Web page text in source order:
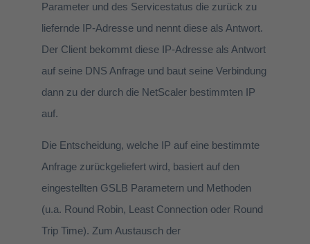
Parameter und des Servicestatus die zurück zu
liefernde IP-Adresse und nennt diese als Antwort.
Der Client bekommt diese IP-Adresse als Antwort
auf seine DNS Anfrage und baut seine Verbindung
dann zu der durch die NetScaler bestimmten IP
auf.
Die Entscheidung, welche IP auf eine bestimmte
Anfrage zurückgeliefert wird, basiert auf den
eingestellten GSLB Parametern und Methoden
(u.a. Round Robin, Least Connection oder Round
Trip Time). Zum Austausch der